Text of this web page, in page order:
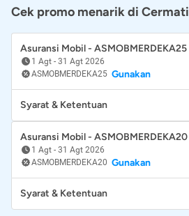
Cek promo menarik di Cermati
Asuransi Mobil - ASMOBMERDEKA25
1 Agt - 31 Agt 2026
ASMOBMERDEKA25 Gunakan
Syarat & Ketentuan
Asuransi Mobil - ASMOBMERDEKA20
1 Agt - 31 Agt 2026
ASMOBMERDEKA20 Gunakan
Syarat & Ketentuan